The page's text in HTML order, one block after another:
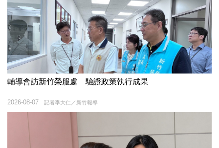
輔導會訪新竹榮服處 驗證政策執行成果
記者季大仁／新竹報導
2026-08-07